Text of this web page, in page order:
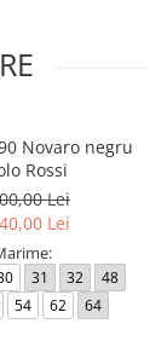
Novaro negru
Rossi
Lei
Lei
31 32
48
54 62 64